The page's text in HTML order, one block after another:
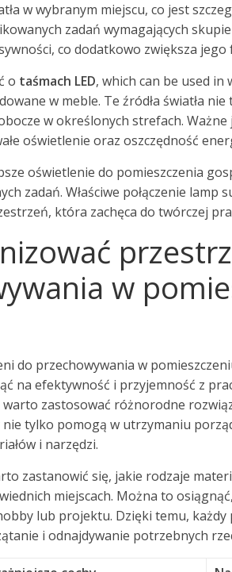
w wybranym miejscu, co jest
zadań wymagających
co dodatkowo zwiększa
o taśmach LED, which can be used in
w meble. Te źródła światła
w określonych strefach. Ważne
oświetlenie oraz oszczędność
oświetlenie do pomieszczenia
zadań. Właściwe połączenie lamp
która zachęca do twórczej
w
do przechowywania w
na efektywność i przyjemność z
zastosować różnorodne
nie tylko pomogą w utrzymaniu
i narzędzi.
zastanowić się, jakie rodzaje
miejscach. Można to
lub projektu. Dzięki temu, każdy
i odnajdywanie potrzebnych